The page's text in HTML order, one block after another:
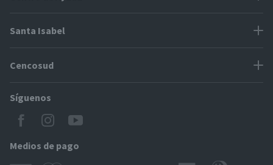
Problemas con tu pedido
Cómo modificar mis datos
Modos de entrega y cobertura
Locales Santa Isabel
Servicio al cliente
Santa Isabel
Proveedores
CyberDay
BlackFriday
Cencosud
Paris
Jumbo
Easy
Síguenos
Medios de pago